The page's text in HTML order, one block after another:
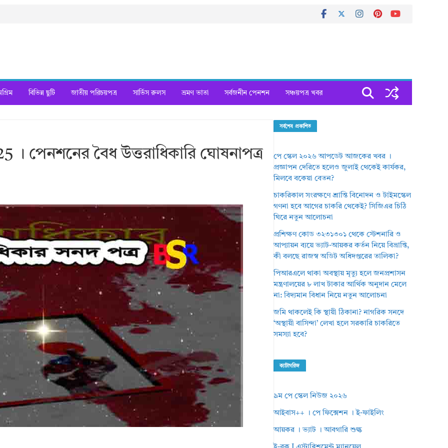
বিভিন্ন ছুটি জাতীয় পরিচয়পত্র সার্ভিস রুলস ভ্রমণ ভাতা সর্বজনীন পেনশন সঞ্চয়পত্র খবর
পেনশনের বৈধ উত্তরাধিকারি ঘোষনাপত্র
সর্বশেষ প্রকাশিত
পে স্কেল ২০২৬ আপডেট আজকের খবর ।
প্রজ্ঞাপন দেরিতে হলেও জুলাই থেকেই কার্যকর,
মিলবে বকেয়া বেতন?
চাকরিকাল সংরক্ষণে শ্রান্তি বিনোদন ও টাইমস্কেল
গণনা হবে আগের চাকরি থেকেই? সিজিএর চিঠি
ঘিরে নতুন আলোচনা
প্রশিক্ষণ কোড ৩২৩১৩০১ থেকে স্টেশনারি ও
আপ্যায়ন ব্যয়ে ভ্যাট-আয়কর কর্তন নিয়ে বিভ্রান্তি,
কী বলছে রাজস্ব অডিট অধিদপ্তরের তালিকা?
পিআরএলে থাকা অবস্থায় মৃত্যু হলে জনপ্রশাসন
মন্ত্রণালয়ের ৮ লাখ টাকার আর্থিক অনুদান মেলে
না: বিদ্যমান বিধান নিয়ে নতুন আলোচনা
জমি থাকলেই কি স্থায়ী ঠিকানা? নাগরিক সনদে
‘অস্থায়ী বাসিন্দা’ লেখা হলে সরকারি চাকরিতে
সমস্যা হবে?
ক্যাটাগরিজ
৯ম পে স্কেল নিউজ ২০২৬
আইবাস++ । পে ফিক্সেশন । ই-ফাইলিং
আয়কর । ভ্যাট । আবগারি শুল্ক